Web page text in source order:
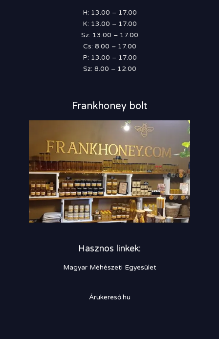
H: 13.00 – 17.00
K: 13.00 – 17.00
Sz: 13.00 – 17.00
Cs: 8.00 – 17.00
P: 13.00 – 17.00
Sz: 8.00 – 12.00
Frankhoney bolt
Hasznos linkek:
Magyar Méhészeti Egyesület
Árukereső.hu